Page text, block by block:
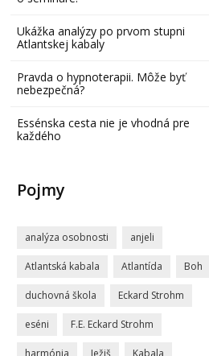
Ukážka analýzy po prvom stupni
Atlantskej kabaly
Pravda o hypnoterapii. Môže byť
nebezpečná?
Essénska cesta nie je vhodná pre
každého
Pojmy
analýza osobnosti anjeli
Atlantská kabala Atlantída Boh
duchovná škola Eckard Strohm
eséni F.E. Eckard Strohm
harmónia Ježiš Kabala